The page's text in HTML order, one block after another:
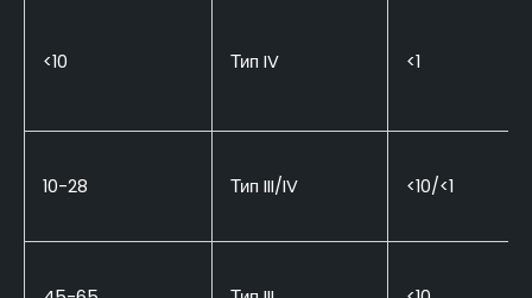
<10 Тип IV <1
10-28 Тип III/IV <10/<1